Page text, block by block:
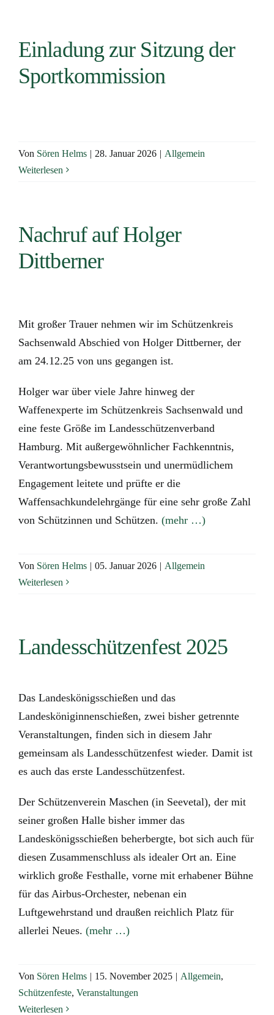
Einladung zur Sitzung der
Sportkommission
Von Sören Helms | 28. Januar 2026 | Allgemein
Weiterlesen
Nachruf auf Holger
Dittberner
Mit großer Trauer nehmen wir im Schützenkreis
Sachsenwald Abschied von Holger Dittberner, der
am 24.12.25 von uns gegangen ist.
Holger war über viele Jahre hinweg der
Waffenexperte im Schützenkreis Sachsenwald und
eine feste Größe im Landesschützenverband
Hamburg. Mit außergewöhnlicher Fachkenntnis,
Verantwortungsbewusstsein und unermüdlichem
Engagement leitete und prüfte er die
Waffensachkundelehrgänge für eine sehr große Zahl
von Schützinnen und Schützen. (mehr …)
Von Sören Helms | 05. Januar 2026 | Allgemein
Weiterlesen
Landesschützenfest 2025
Das Landeskönigsschießen und das
Landesköniginnenschießen, zwei bisher getrennte
Veranstaltungen, finden sich in diesem Jahr
gemeinsam als Landesschützenfest wieder. Damit ist
es auch das erste Landesschützenfest.
Der Schützenverein Maschen (in Seevetal), der mit
seiner großen Halle bisher immer das
Landeskönigsschießen beherbergte, bot sich auch für
diesen Zusammenschluss als idealer Ort an. Eine
wirklich große Festhalle, vorne mit erhabener Bühne
für das Airbus-Orchester, nebenan ein
Luftgewehrstand und draußen reichlich Platz für
allerlei Neues. (mehr …)
Von Sören Helms | 15. November 2025 | Allgemein,
Schützenfeste, Veranstaltungen
Weiterlesen